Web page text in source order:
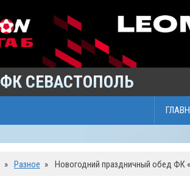
ФК СЕВАСТОПОЛЬ
» Разное » Новогодний праздничный обед ФК